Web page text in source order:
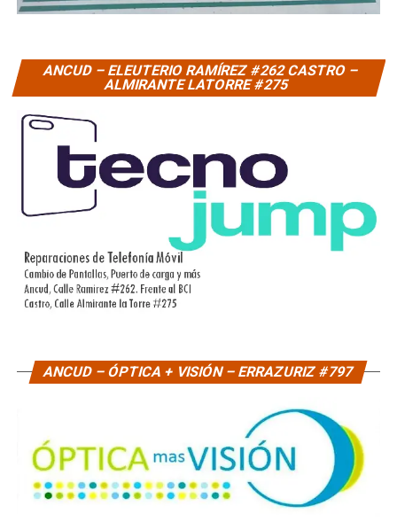
ANCUD – ELEUTERIO RAMÍREZ #262 CASTRO –
ALMIRANTE LATORRE #275
ANCUD – ÓPTICA + VISIÓN – ERRAZURIZ #797